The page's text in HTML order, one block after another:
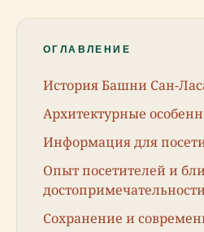
ОГЛАВЛЕНИЕ
История Башни Сан-
Архитектурные
Информация для
Опыт посетителей и
достопримечательности
Сохранение и